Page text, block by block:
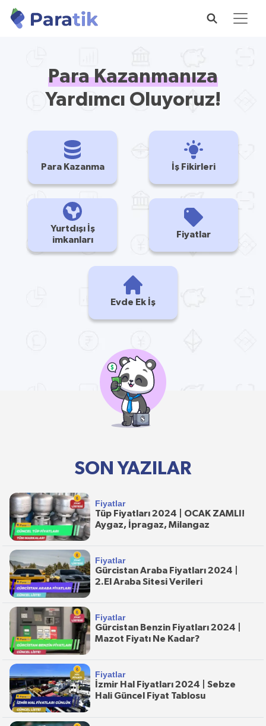
Para Kazanmanıza
Yardımcı Oluyoruz!
Para Kazanma İş Fikirleri
Yurtdışı İş
imkanları
Fiyatlar
Evde Ek İş
SON YAZILAR
Fiyatlar
Tüp Fiyatları 2024 | OCAK ZAMLI!
Aygaz, İpragaz, Milangaz
Fiyatlar
Gürcistan Araba Fiyatları 2024 |
2.El Araba Sitesi Verileri
Fiyatlar
Gürcistan Benzin Fiyatları 2024 |
Mazot Fiyatı Ne Kadar?
Fiyatlar
İzmir Hal Fiyatları 2024 | Sebze
Hali Güncel Fiyat Tablosu